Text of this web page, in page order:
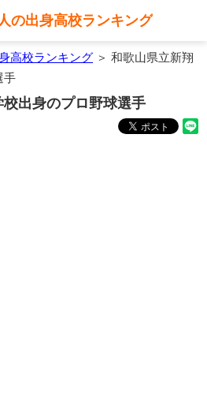
の出身高校ランキング
高校ランキング ＞ 和歌山県立新翔
手
出身のプロ野球選手